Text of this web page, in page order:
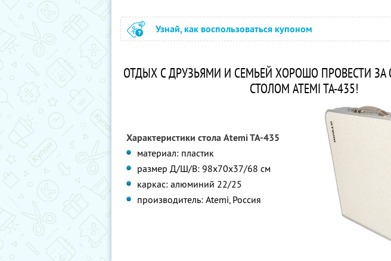
Узнай, как воспользоваться купоном
ОТДЫХ С ДРУЗЬЯМИ И СЕМЬЕЙ ХОРОШО ПРОВЕСТИ
СТОЛОМ ATEMI TA-435!
Характеристики стола Atemi TA-435
материал: пластик
размер Д/Ш/В: 98x70x37/68 см
каркас: алюминий 22/25
производитель: Atemi, Россия